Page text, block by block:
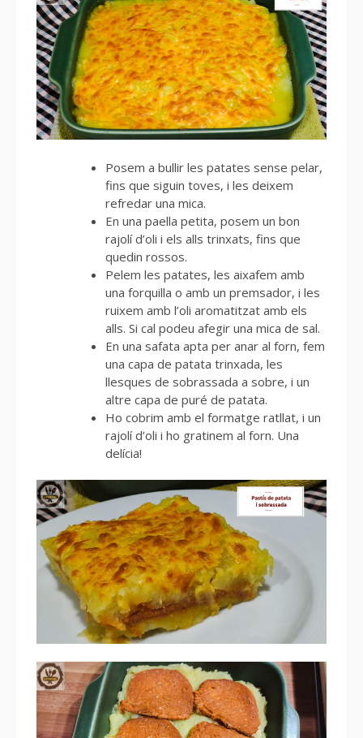
Posem a bullir les patates sense pelar,
fins que siguin toves, i les deixem
refredar una mica.
En una paella petita, posem un bon
rajolí d’oli i els alls trinxats, fins que
quedin rossos.
Pelem les patates, les aixafem amb
una forquilla o amb un premsador, i les
ruixem amb l’oli aromatitzat amb els
alls. Si cal podeu afegir una mica de sal.
En una safata apta per anar al forn, fem
una capa de patata trinxada, les
llesques de sobrassada a sobre, i un
altre capa de puré de patata.
Ho cobrim amb el formatge ratllat, i un
rajolí d’oli i ho gratinem al forn. Una
delícia!